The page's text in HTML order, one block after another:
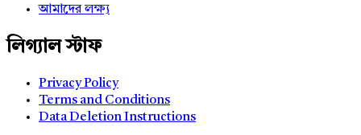
আমাদের লক্ষ্য
লিগ্যাল স্টাফ
Privacy Policy
Terms and Conditions
Data Deletion Instructions